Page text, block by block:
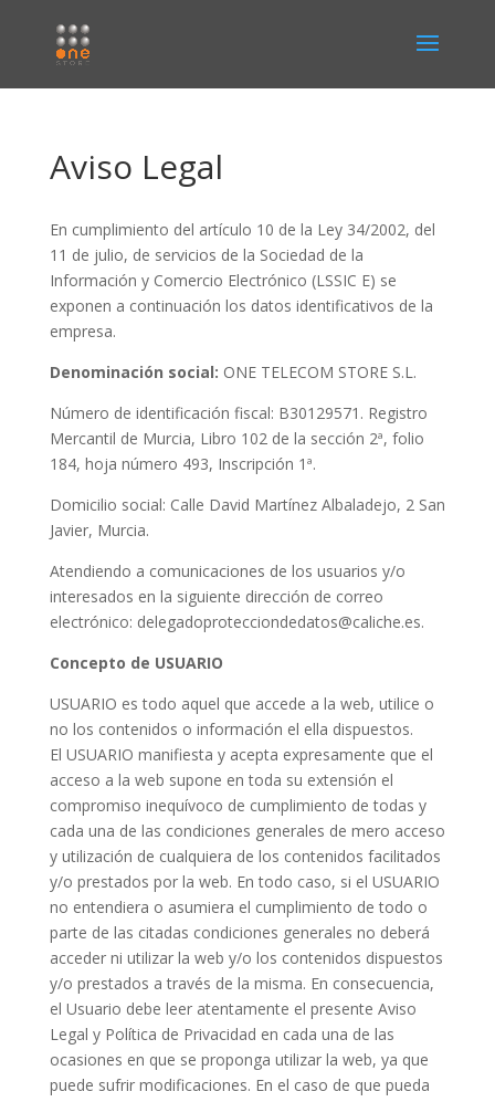
Aviso Legal
En cumplimiento del artículo 10 de la Ley 34/2002, del
11 de julio, de servicios de la Sociedad de la
Información y Comercio Electrónico (LSSIC E) se
exponen a continuación los datos identificativos de la
empresa.
Denominación social: ONE TELECOM STORE S.L.
Número de identificación fiscal: B30129571. Registro
Mercantil de Murcia, Libro 102 de la sección 2ª, folio
184, hoja número 493, Inscripción 1ª.
Domicilio social: Calle David Martínez Albaladejo, 2 San
Javier, Murcia.
Atendiendo a comunicaciones de los usuarios y/o
interesados en la siguiente dirección de correo
electrónico: delegadoprotecciondedatos@caliche.es.
Concepto de USUARIO
USUARIO es todo aquel que accede a la web, utilice o
no los contenidos o información el ella dispuestos.
El USUARIO manifiesta y acepta expresamente que el
acceso a la web supone en toda su extensión el
compromiso inequívoco de cumplimiento de todas y
cada una de las condiciones generales de mero acceso
y utilización de cualquiera de los contenidos facilitados
y/o prestados por la web. En todo caso, si el USUARIO
no entendiera o asumiera el cumplimiento de todo o
parte de las citadas condiciones generales no deberá
acceder ni utilizar la web y/o los contenidos dispuestos
y/o prestados a través de la misma. En consecuencia,
el Usuario debe leer atentamente el presente Aviso
Legal y Política de Privacidad en cada una de las
ocasiones en que se proponga utilizar la web, ya que
puede sufrir modificaciones. En el caso de que pueda